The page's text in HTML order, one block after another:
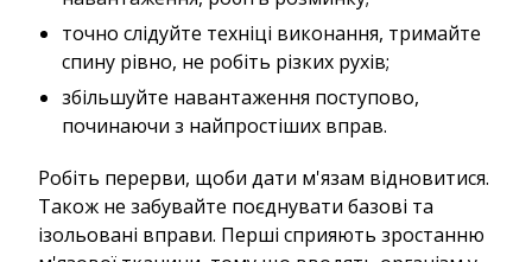
точно слідуйте техніці виконання, тримайте
спину рівно, не робіть різких рухів;
збільшуйте навантаження поступово,
починаючи з найпростіших вправ.
Робіть перерви, щоби дати м'язам відновитися.
Також не забувайте поєднувати базові та
ізольовані вправи. Перші сприяють зростанню